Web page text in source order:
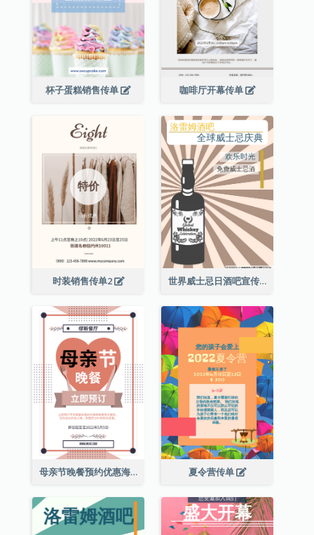
杯子蛋糕销售传单 咖啡厅开幕传单
时装销售传单2 世界威士忌日酒吧宣传传单
母亲节晚餐预约优惠海报 夏令营传单